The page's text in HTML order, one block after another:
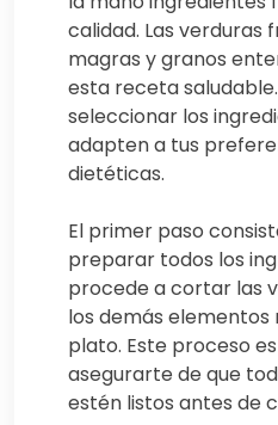
calidad. Las verduras
magras y granos
esta receta
seleccionar los
adapten a tus
dietéticas.
El primer paso
preparar todos los
procede a cortar las
los demás
plato. Este proceso
asegurarte de que
estén listos antes de